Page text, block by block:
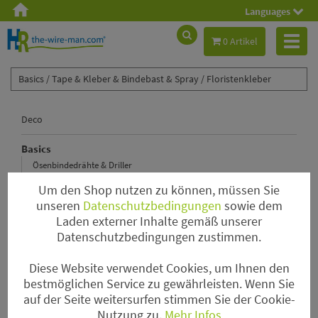
Languages
0 Artikel
Basics /Tape & Kleber & Bindebast & Spray / Floristenkleber
Deco
Basics
Ösenbindedrähte & Driller
Steckdraht
Wickeldraht & Drahtspinne
Tape & Kleber & Bindebast & Spray
Kenzane & Pinholder & Steckschaum & Kerzenhalter
Haften & Nadeln & Ringe
Myrtendraht
Gitterkörbchen & Gitterrollen
Um den Shop nutzen zu können, müssen Sie
unseren Datenschutzbedingungen sowie dem
Laden externer Inhalte gemäß unserer
Datenschutzbedingungen zustimmen.
Diese Website verwendet Cookies, um Ihnen den
bestmöglichen Service zu gewährleisten. Wenn Sie
auf der Seite weitersurfen stimmen Sie der Cookie-